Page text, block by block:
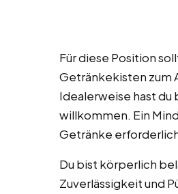
Für diese Position
Getränkekisten zum
Idealerweise hast du
willkommen. Ein
Getränke
Du bist körperlich
Zuverlässigkeit und